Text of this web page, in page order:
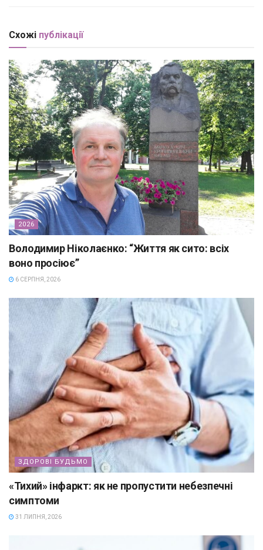
Схожі публікації
2026
Володимир Ніколаєнко: “Життя як сито: всіх
воно просіює”
6 СЕРПНЯ, 2026
ЗДОРОВІ БУДЬМО
«Тихий» інфаркт: як не пропустити небезпечні
симптоми
31 ЛИПНЯ, 2026